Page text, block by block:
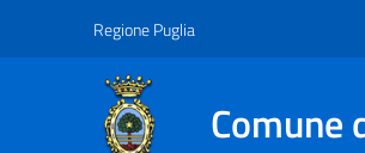
Navigazione
Salta al contenuto
Regione Puglia
Comune